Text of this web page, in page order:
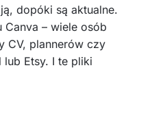
dopóki są aktualne.
Canva – wiele osób
CV, plannerów czy
Etsy. I te pliki